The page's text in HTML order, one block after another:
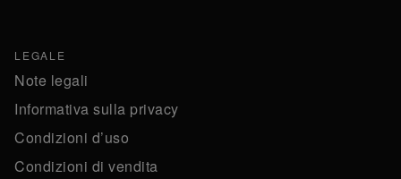
LEGALE
Note legali
Informativa sulla privacy
Condizioni d’uso
Condizioni di vendita